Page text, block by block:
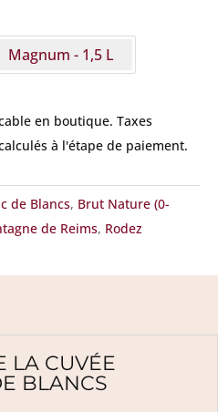
Magnum - 1,5 L
en boutique. Taxes
à l'étape de paiement.
de Blancs, Brut Nature (0-
de Reims, Rodez
LA CUVÉE
BLANCS